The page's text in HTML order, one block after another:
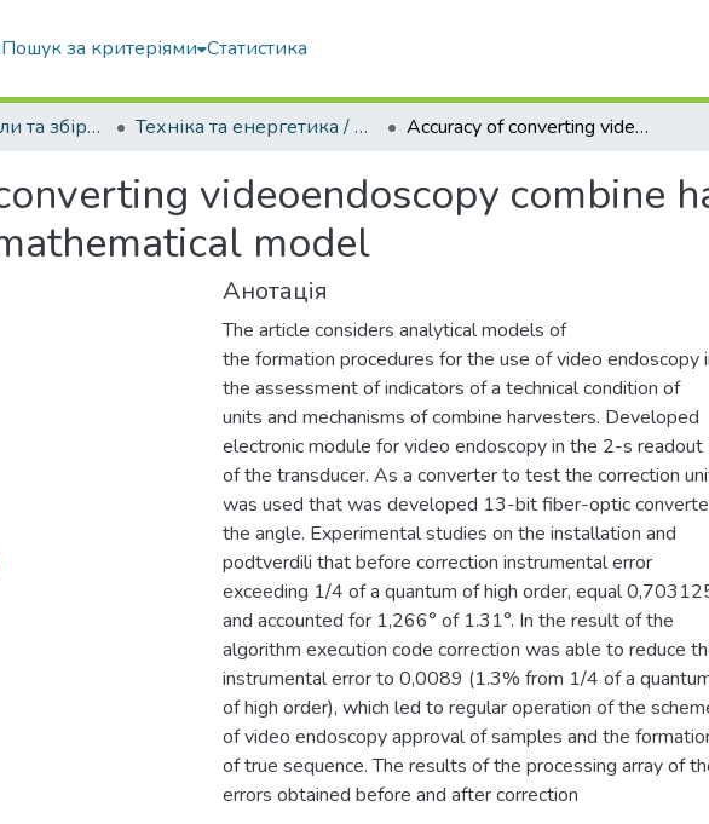
Пошук за критеріями Статистика
Наукові журнали та збірники видань Техніка та енергетика / Machinery & Energetics Accuracy of converting videoendoscopy combine harvester using generalized mathematical model
videoendoscopy combine
model
Анотація
The article considers analytical models of
the formation procedures for the use of video endoscopy
the assessment of indicators of a technical condition of
units and mechanisms of combine harvesters. Developed
electronic module for video endoscopy in the 2-s readout
of the transducer. As a converter to test the correction
was used that was developed 13-bit fiber-optic
the angle. Experimental studies on the installation and
podtverdili that before correction instrumental error
exceeding 1/4 of a quantum of high order, equal
and accounted for 1,266° of 1.31°. In the result of the
algorithm execution code correction was able to reduce
instrumental error to 0,0089 (1.3% from 1/4 of a
of high order), which led to regular operation of the
of video endoscopy approval of samples and the
of true sequence. The results of the processing array of
errors obtained before and after correction